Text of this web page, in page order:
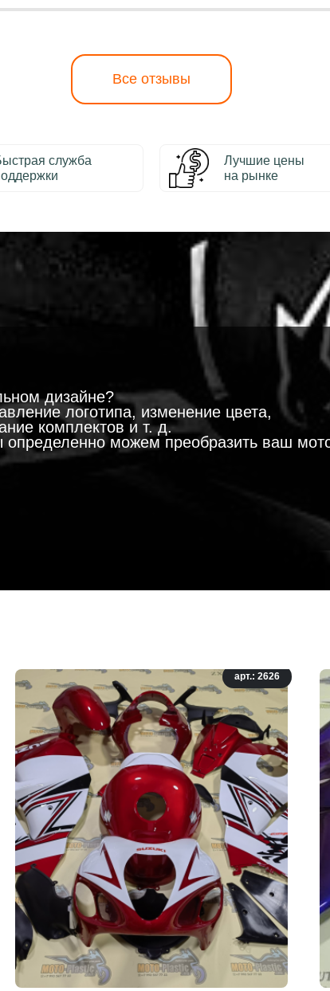
Все отзывы
служба
Лучшие цены
на рынке
дизайне?
логотипа, изменение цвета,
комплектов и т. д.
можем преобразить ваш
арт.: 2626